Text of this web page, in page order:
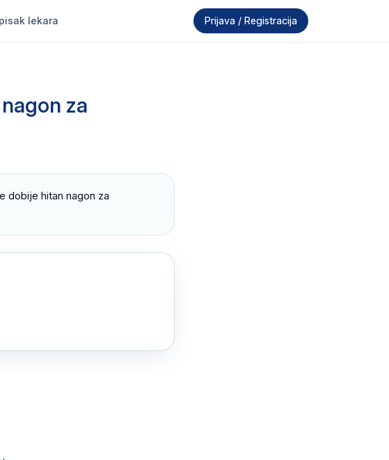
lekara Prijava / Registracija
za
dobije hitan nagon za